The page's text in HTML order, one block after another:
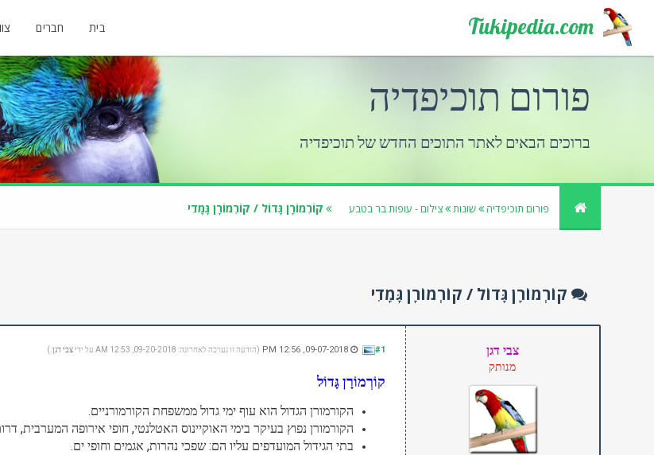
Tukipedia.com בית חברים
פורום תוכיפדיה
ברוכים הבאים לאתר התוכים החדש של תוכיפדיה
פורום תוכיפדיה שונות צילום - עופות בר בטבע קוֹרְמוֹרָן גָּדוֹל / קוֹרְמוֹרָן גָּמָדִי
קוֹרְמוֹרָן גָּדוֹל / קוֹרְמוֹרָן גָּמָדִי
צבי דגן
מנותק
#1
09-07-2018, 12:56 PM (הודעה זו נערכה לאחרונה: 09-20-2018, 12:53 AM על ידי צבי דגן .)
קוֹרְמוֹרָן גָּדוֹל
הקורמורן הגדול הוא עוף ימי גדול ממשפחת הקורמורניים.
הקורמורן נפוץ בעיקר בימי האוקיינוס האטלנטי, חופי אירופה המערבית,
בתי הגידול המועדפים עליו הם: שפכי נהרות, אגמים וחופי ים.